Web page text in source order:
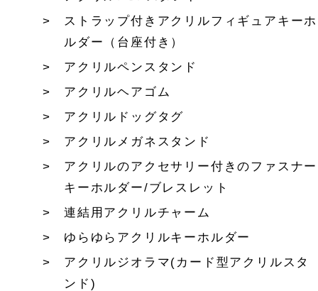
ストラップ付きアクリルフィギュアキーホ
ルダー（台座付き）
アクリルペンスタンド
アクリルヘアゴム
アクリルドッグタグ
アクリルメガネスタンド
アクリルのアクセサリー付きのファスナー
キーホルダー/ブレスレット
連結用アクリルチャーム
ゆらゆらアクリルキーホルダー
アクリルジオラマ(カード型アクリルスタ
ンド)